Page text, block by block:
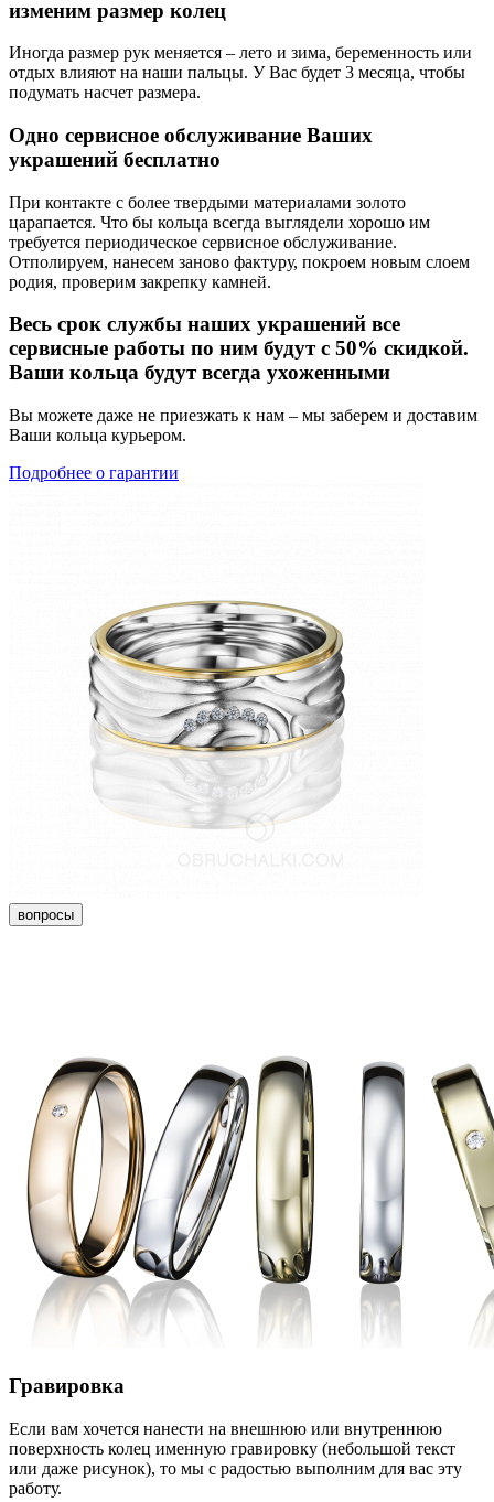
изменим размер колец
Иногда размер рук меняется – лето и зима, беременность или
отдых влияют на наши пальцы. У Вас будет 3 месяца, чтобы
подумать насчет размера.
Одно сервисное обслуживание Ваших
украшений бесплатно
При контакте с более твердыми материалами золото
царапается. Что бы кольца всегда выглядели хорошо им
требуется периодическое сервисное обслуживание.
Отполируем, нанесем заново фактуру, покроем новым слоем
родия, проверим закрепку камней.
Весь срок службы наших украшений все
сервисные работы по ним будут с 50% скидкой.
Ваши кольца будут всегда ухоженными
Вы можете даже не приезжать к нам – мы заберем и доставим
Ваши кольца курьером.
Подробнее о гарантии
вопросы
Гравировка
Если вам хочется нанести на внешнюю или внутреннюю
поверхность колец именную гравировку (небольшой текст
или даже рисунок), то мы с радостью выполним для вас эту
работу.